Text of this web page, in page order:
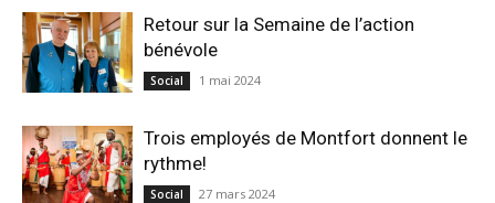
Retour sur la Semaine de l’action
bénévole
Social 1 mai 2024
Trois employés de Montfort donnent le
rythme!
Social 27 mars 2024